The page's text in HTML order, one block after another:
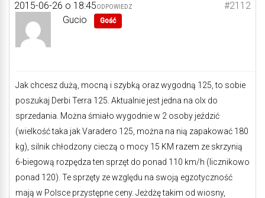
2015-06-26 o 18:45 #2112
ODPOWIEDZ
Gucio Gość
Jak chcesz dużą, mocną i szybką oraz wygodną 125, to sobie
poszukaj Derbi Terra 125. Aktualnie jest jedna na olx do
sprzedania. Można śmiało wygodnie w 2 osoby jeździć
(wielkość taka jak Varadero 125, można na nią zapakować 180
kg), silnik chłodzony cieczą o mocy 15 KM razem ze skrzynią
6-biegową rozpędza ten sprzęt do ponad 110 km/h (licznikowo
ponad 120). Te sprzęty ze względu na swoją egzotyczność
mają w Polsce przystępne ceny. Jeżdżę takim od wiosny,